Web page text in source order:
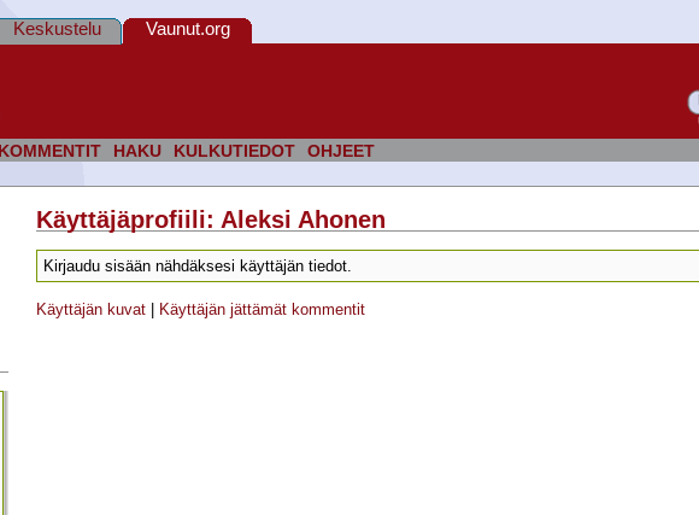
KOMMENTIT HAKU KULKUTIEDOT OHJEET
Keskustelu Vaunut.org
Käyttäjäprofiili: Aleksi Ahonen
Kirjaudu sisään nähdäksesi käyttäjän tiedot.
Käyttäjän kuvat| Käyttäjän jättämät kommentit